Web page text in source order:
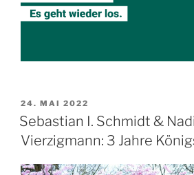
VERÖFFENTLICHT
AM
24. MAI 2022
Sebastian I. Schmidt &
Vierzigmann: 3 Jahre